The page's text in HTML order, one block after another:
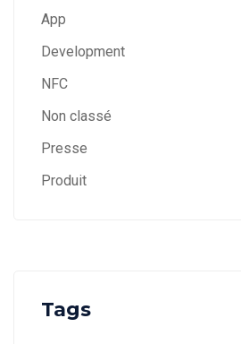
App
Development
NFC
Non classé
Presse
Produit
Tags